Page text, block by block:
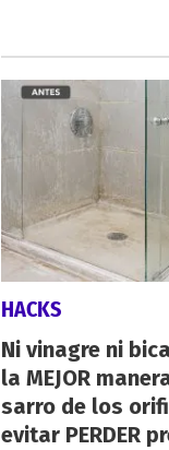
HACKS
Ni vinagre ni
la MEJOR
sarro de los
evitar PERDER